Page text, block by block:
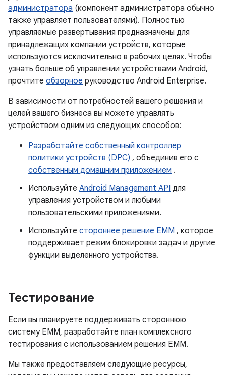
администратора (компонент администратора обычно
также управляет пользователями). Полностью
управляемые развертывания предназначены для
принадлежащих компании устройств, которые
используются исключительно в рабочих целях. Чтобы
узнать больше об управлении устройствами Android,
прочтите обзорное руководство Android Enterprise.
В зависимости от потребностей вашего решения и
целей вашего бизнеса вы можете управлять
устройством одним из следующих способов:
Разработайте собственный контроллер
политики устройств (DPC) , объединив его с
собственным домашним приложением .
Используйте Android Management API для
управления устройством и любыми
пользовательскими приложениями.
Используйте стороннее решение EMM , которое
поддерживает режим блокировки задач и другие
функции выделенного устройства.
Тестирование
Если вы планируете поддерживать стороннюю
систему EMM, разработайте план комплексного
тестирования с использованием решения EMM.
Мы также предоставляем следующие ресурсы,